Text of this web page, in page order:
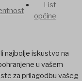
List
općine
najbolje iskustvo na
u vašem
za prilagodbu vašeg